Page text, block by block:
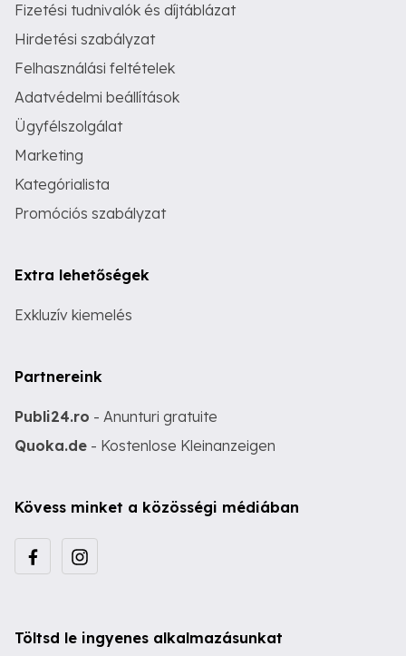
Fizetési tudnivalók és díjtáblázat
Hirdetési szabályzat
Felhasználási feltételek
Adatvédelmi beállítások
Ügyfélszolgálat
Marketing
Kategórialista
Promóciós szabályzat
Extra lehetőségek
Exkluzív kiemelés
Partnereink
Publi24.ro - Anunturi gratuite
Quoka.de - Kostenlose Kleinanzeigen
Kövess minket a közösségi médiában
Töltsd le ingyenes alkalmazásunkat